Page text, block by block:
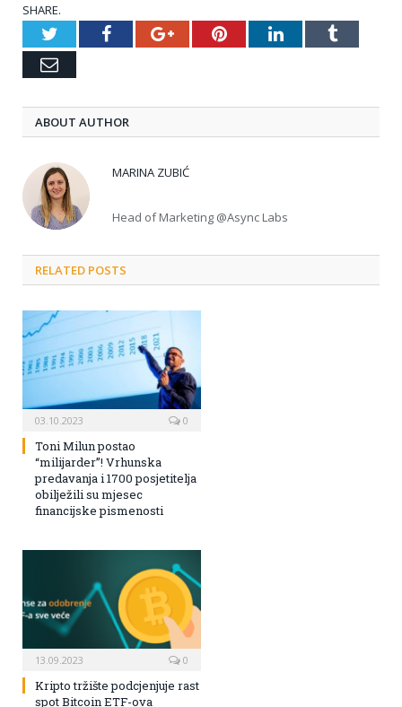
SHARE.
TwitterFacebookGoogle+PinterestLinkedInTumblr
Email
ABOUT AUTHOR
MARINA ZUBIĆ
Head of Marketing @Async Labs
RELATED POSTS
03.10.2023 0
Toni Milun postao
“milijarder”! Vrhunska
predavanja i 1700 posjetitelja
obilježili su mjesec
financijske pismenosti
13.09.2023 0
Kripto tržište podcjenjuje rast
spot Bitcoin ETF-ova